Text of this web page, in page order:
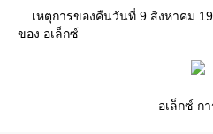
....เหตุการของคืนวันที่ 9 สิงหาคม
ของ อเล็กซ์
อเล็กซ์ ก